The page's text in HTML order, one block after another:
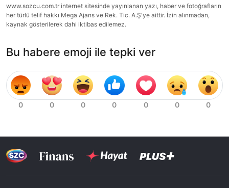
www.sozcu.com.tr internet sitesinde yayınlanan yazı, haber ve fotoğrafların
her türlü telif hakkı Mega Ajans ve Rek. Tic. A.Ş'ye aittir. İzin alınmadan,
kaynak gösterilerek dahi iktibas edilemez.
Bu habere emoji ile tepki ver